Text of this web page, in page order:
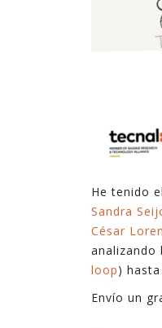
He tenido
Sandra
César
analizando
loop)
Envío un